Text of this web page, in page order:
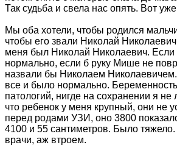
Так судьба и свела нас опять. Вот
Мы оба хотели, чтобы родился
чтобы его звали Николай
меня был Николай Николаевич.
нормально, если б руку Мише не
назвали бы Николаем
все и было нормально.
патологий, нигде на сохранении я не
что ребенок у меня крупный, они не
перед родами УЗИ, оно 3800
4100 и 55 сантиметров. Было
врачи, аж втроем.